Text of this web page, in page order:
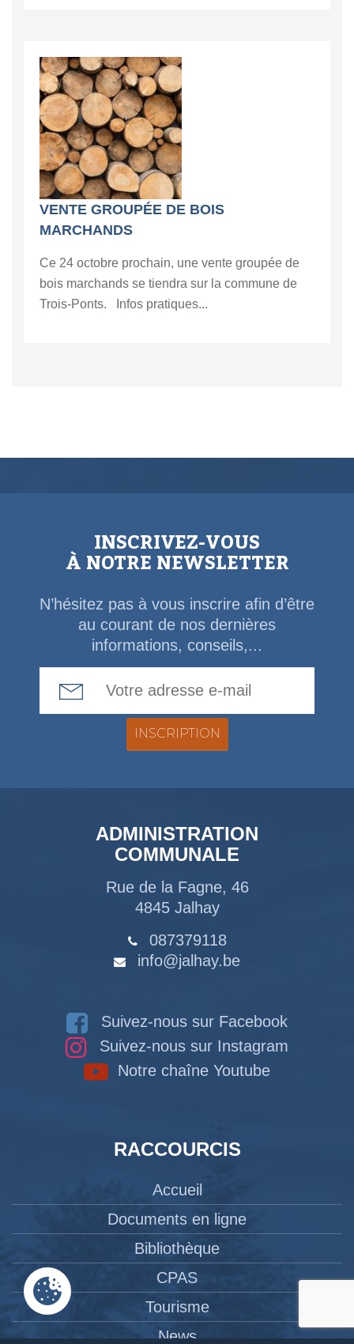
VENTE GROUPÉE DE BOIS
MARCHANDS
Ce 24 octobre prochain, une vente groupée de
bois marchands se tiendra sur la commune de
Trois-Ponts. Infos pratiques...
INSCRIVEZ-VOUS
À NOTRE NEWSLETTER
N’hésitez pas à vous inscrire afin d’être
au courant de nos dernières
informations, conseils,...
ADMINISTRATION
COMMUNALE
Rue de la Fagne, 46
4845 Jalhay
087379118
info@jalhay.be
Suivez-nous sur Facebook
Suivez-nous sur Instagram
Notre chaîne Youtube
RACCOURCIS
Accueil
Documents en ligne
Bibliothèque
CPAS
Tourisme
News